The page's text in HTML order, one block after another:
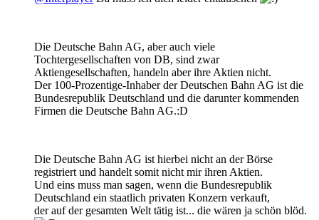
Die Deutsche Bahn AG, aber auch viele
Tochtergesellschaften von DB, sind zwar
Aktiengesellschaften, handeln aber ihre Aktien nicht.
Der 100-Prozentige-Inhaber der Deutschen Bahn AG ist die
Bundesrepublik Deutschland und die darunter kommenden
Firmen die Deutsche Bahn AG.:D
Die Deutsche Bahn AG ist hierbei nicht an der Börse
registriert und handelt somit nicht mir ihren Aktien.
Und eins muss man sagen, wenn die Bundesrepublik
Deutschland ein staatlich privaten Konzern verkauft,
der auf der gesamten Welt tätig ist... die wären ja schön blöd.